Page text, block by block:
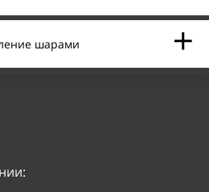
шарами